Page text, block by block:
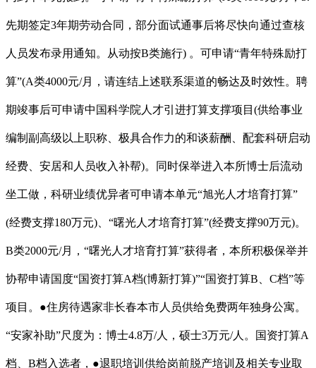
先期签定3年期劳动合同，部分面试通事后将尽快向通过查核
人员发布录用通知。从动按B类施行) 。可申请“青年特殊励打
算”(A类4000元/月，请连结上述联系渠道的畅达及时效性。聘
期竣事后可申请中国科学院人才引进打算支撑项目(供给事业
编制副高级以上职称、极具合作力的和谈薪酬、配套科研启动
经费、安居和人员收入补帮)。同时保举进入本所博士后流动
坐工做，科研业绩优异者可申请本单元“旭光人才培育打算”
(经费支撑180万元)、“曙光人才培育打算”(经费支撑90万元)。
B类2000元/月，“曙光人才培育打算”获得者，本所积极保举并
协帮申请国度“国资打算A档(博新打算)”“国资打算B、C档”等
项目。●住房待遇家非长春本市人员供给免费两年独身公寓。
“安家补助”尺度为：博士4.8万/人，硕士3万元/人。国资打算A
档、B档入选者，●退职培训供给岗前脱产培训及相关专业取